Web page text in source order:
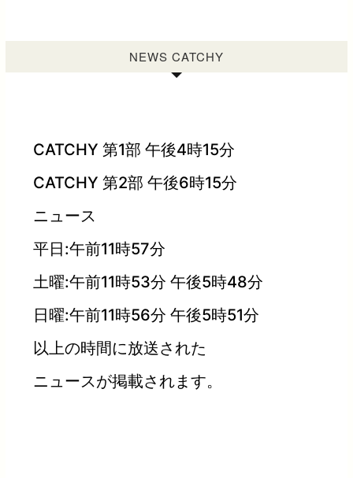
NEWS CATCHY
CATCHY 第1部 午後4時15分
CATCHY 第2部 午後6時15分
ニュース
平日:午前11時57分
土曜:午前11時53分 午後5時48分
日曜:午前11時56分 午後5時51分
以上の時間に放送された
ニュースが掲載されます。